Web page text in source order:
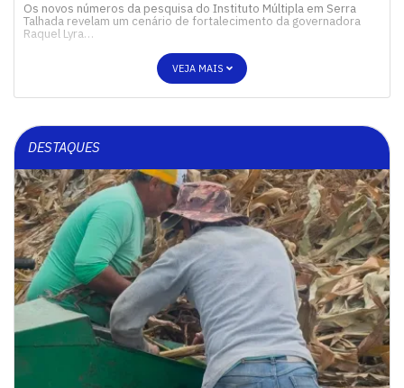
Os novos números da pesquisa do Instituto Múltipla em Serra
Talhada revelam um cenário de fortalecimento da governadora
Raquel Lyra…
VEJA MAIS
DESTAQUES